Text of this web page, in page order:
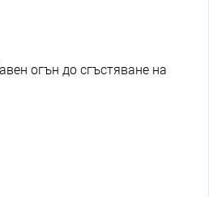
огън до сгъстяване на